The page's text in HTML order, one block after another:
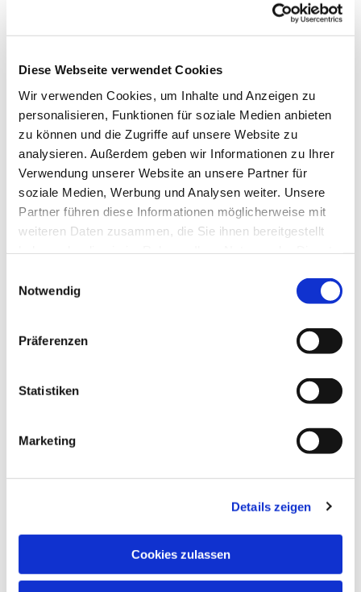
Diese Webseite verwendet Cookies
Wir verwenden Cookies, um Inhalte und Anzeigen zu
personalisieren, Funktionen für soziale Medien anbieten
zu können und die Zugriffe auf unsere Website zu
analysieren. Außerdem geben wir Informationen zu Ihrer
Verwendung unserer Website an unsere Partner für
soziale Medien, Werbung und Analysen weiter. Unsere
Partner führen diese Informationen möglicherweise mit
weiteren Daten zusammen, die Sie ihnen bereitgestellt
Notwendig
Präferenzen
Statistiken
Marketing
Details zeigen
Cookies zulassen
Dies könnte Sie auch
Gottesdienste